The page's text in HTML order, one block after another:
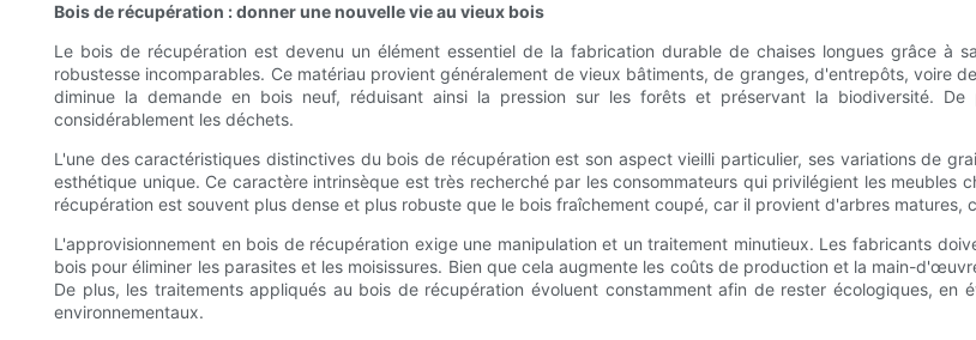
Bois de récupération : donner une nouvelle vie au vieux bois
Le bois de récupération est devenu un élément essentiel de la fabrication durable de chaises longues grâce
robustesse incomparables. Ce matériau provient généralement de vieux bâtiments, de granges, d'entrepôts, voire
diminue la demande en bois neuf, réduisant ainsi la pression sur les forêts et préservant la biodiversité.
considérablement les déchets.
L'une des caractéristiques distinctives du bois de récupération est son aspect vieilli particulier, ses variations de
esthétique unique. Ce caractère intrinsèque est très recherché par les consommateurs qui privilégient les
récupération est souvent plus dense et plus robuste que le bois fraîchement coupé, car il provient d'arbres matures,
L'approvisionnement en bois de récupération exige une manipulation et un traitement minutieux. Les fabricants
bois pour éliminer les parasites et les moisissures. Bien que cela augmente les coûts de production et la main-
De plus, les traitements appliqués au bois de récupération évoluent constamment afin de rester écologiques,
environnementaux.